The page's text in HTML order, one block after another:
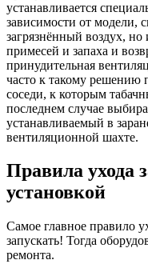
устанавливается
зависимости от модели,
загрязнённый воздух, но
примесей и запаха и
принудительная
часто к такому
соседи, к которым
последнем случае
устанавливаемый в
вентиляционной шахте.
Правила ухода
установкой
Самое главное правило
запускать! Тогда
ремонта.